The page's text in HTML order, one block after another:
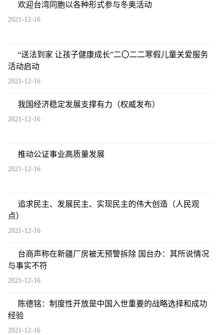
欢迎台湾同胞以各种形式参与冬奥活动
2021-12-16
“送法到家 让孩子健康成长”二〇二二寒假儿童关爱服务
活动启动
2021-12-16
我国经济稳定发展支撑有力（权威发布）
2021-12-16
推动公证事业高质量发展
2021-12-16
追求民主、发展民主、实现民主的伟大创造（人民观
点）
2021-12-16
台商声称在新疆厂房被无预警拆除 国台办：其所说情况
与事实不符
2021-12-16
陈德铭：制度性开放是中国入世重要的战略选择和成功
经验
2021-12-16